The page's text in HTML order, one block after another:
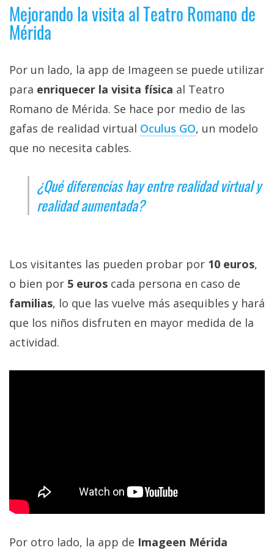
trucos y
tutoriales.
(CC) 2006-
derechos
reservados
Mejorando la visita al Teatro Romano de
Mérida
Por un lado, la app de Imageen se puede utilizar
para enriquecer la visita física al Teatro
Romano de Mérida. Se hace por medio de las
gafas de realidad virtual Oculus GO, un modelo
que no necesita cables.
¿Qué diferencias hay entre realidad virtual y
realidad aumentada?
Los visitantes las pueden probar por 10 euros,
o bien por 5 euros cada persona en caso de
familias, lo que las vuelve más asequibles y hará
que los niños disfruten en mayor medida de la
actividad.
Por otro lado, la app de Imageen Mérida